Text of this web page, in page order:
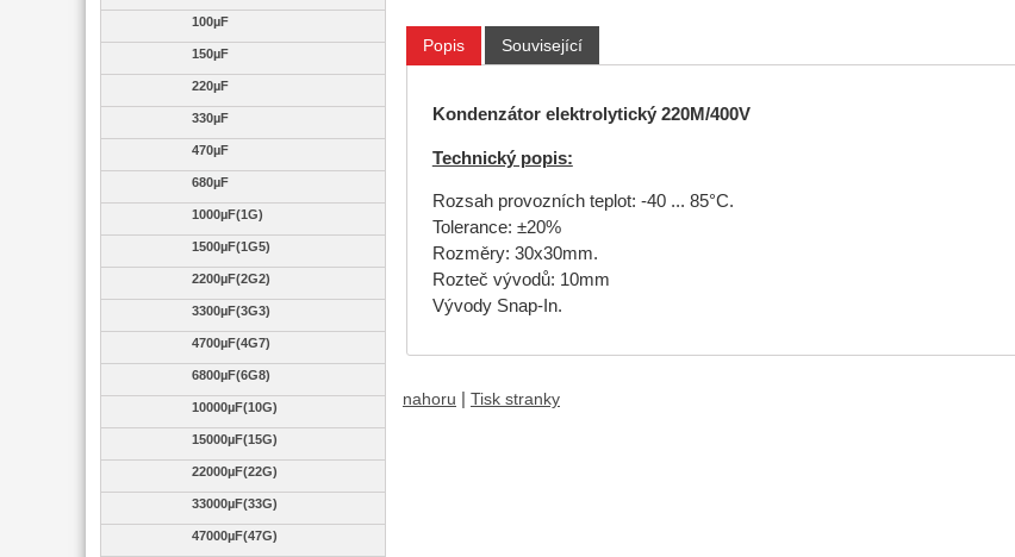
Popis Související
Kondenzátor elektrolytický 220M/400V
Technický popis:
Rozsah provozních teplot: -40 ... 85°C.
Tolerance: ±20%
Rozměry: 30x30mm.
Rozteč vývodů: 10mm
Vývody Snap-In.
nahoru Tisk stranky
100µF
150µF
220µF
330µF
470µF
680µF
1000µF(1G)
1500µF(1G5)
2200µF(2G2)
3300µF(3G3)
4700µF(4G7)
6800µF(6G8)
10000µF(10G)
15000µF(15G)
22000µF(22G)
33000µF(33G)
47000µF(47G)